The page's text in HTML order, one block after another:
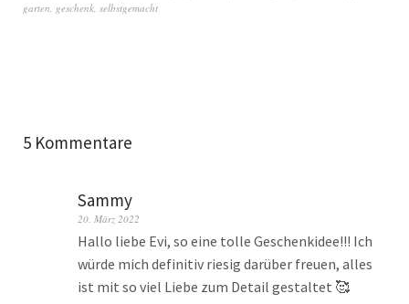
garten, geschenk, selbstgemacht
5 Kommentare
Sammy
20. März 2022
Hallo liebe Evi, so eine tolle Geschenkidee!!! Ich
würde mich definitiv riesig darüber freuen, alles
ist mit so viel Liebe zum Detail gestaltet 🥰